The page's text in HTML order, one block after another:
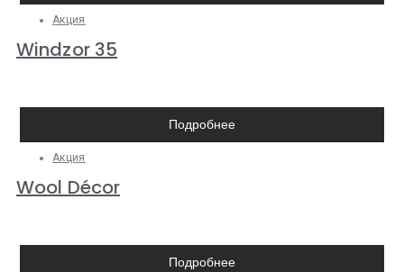
Акция
Windzor 35
Подробнее
Акция
Wool Décor
Подробнее